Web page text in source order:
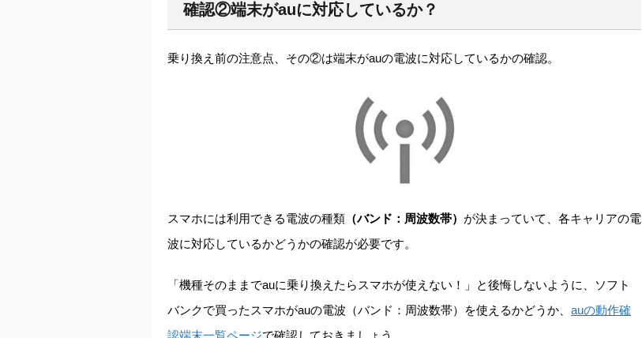
確認②端末がauに対応しているか？
乗り換え前の注意点、その②は端末がauの電波に対応しているかの確認。
スマホには利用できる電波の種類 （バンド：周波数帯） が決まっていて、各キャリアの電
波に対応しているかどうかの確認が必要です。
「機種そのままでauに乗り換えたらスマホが使えない！」と後悔しないように、ソフト
バンクで買ったスマホがauの電波（バンド：周波数帯）を使えるかどうか、 auの動作確
認端末一覧ページで確認しておきましょう。